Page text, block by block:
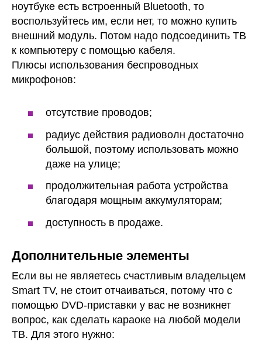
ноутбуке есть встроенный Bluetooth, то
воспользуйтесь им, если нет, то можно купить
внешний модуль. Потом надо подсоединить ТВ
к компьютеру с помощью кабеля.
Плюсы использования беспроводных
микрофонов:
отсутствие проводов;
радиус действия радиоволн достаточно
большой, поэтому использовать можно
даже на улице;
продолжительная работа устройства
благодаря мощным аккумуляторам;
доступность в продаже.
Дополнительные элементы
Если вы не являетесь счастливым владельцем
Smart TV, не стоит отчаиваться, потому что с
помощью DVD-приставки у вас не возникнет
вопрос, как сделать караоке на любой модели
ТВ. Для этого нужно: